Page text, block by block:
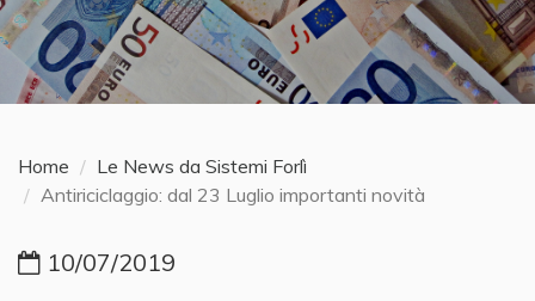
Home
Le News da Sistemi Forlì
Antiriciclaggio: dal 23 Luglio importanti novità
10/07/2019